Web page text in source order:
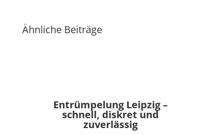
Ähnliche Beiträge
Entrümpelung Leipzig –
schnell, diskret und
zuverlässig